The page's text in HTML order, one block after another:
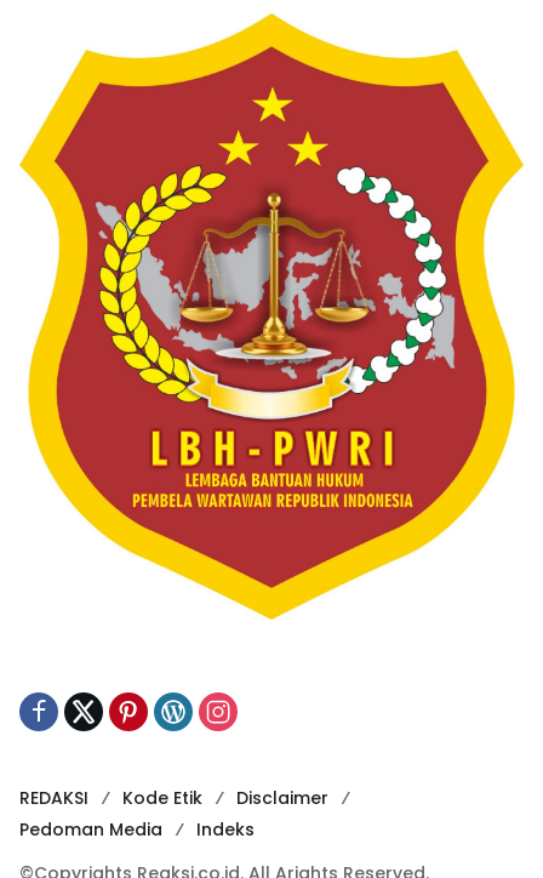
REDAKSI Kode Etik
Disclaimer
Pedoman Media
Indeks
©Copyrights Reaksi.co.id. All Arights Reserved.